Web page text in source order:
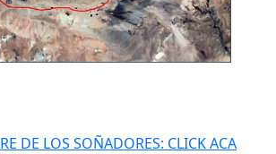
DE LOS SOÑADORES: CLICK ACA